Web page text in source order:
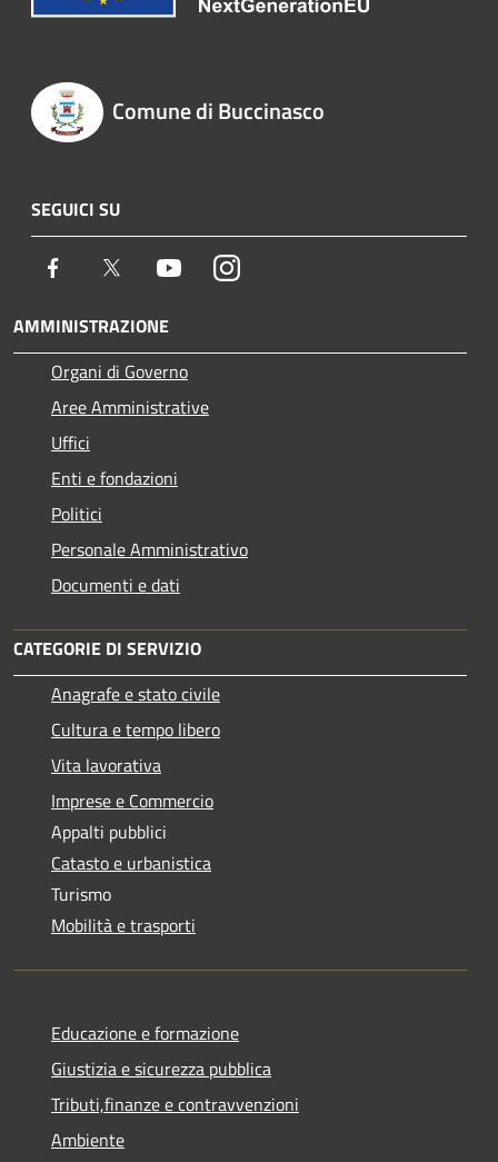
Comune di Buccinasco
SEGUICI SU
Facebook Twitter YoutubeInstagram
AMMINISTRAZIONE
Organi di Governo
Aree Amministrative
Uffici
Enti e fondazioni
Politici
Personale Amministrativo
Documenti e dati
CATEGORIE DI SERVIZIO
Anagrafe e stato civile
Cultura e tempo libero
Vita lavorativa
Imprese e Commercio
Appalti pubblici
Catasto e urbanistica
Turismo
Mobilità e trasporti
Educazione e formazione
Giustizia e sicurezza pubblica
Tributi,finanze e contravvenzioni
Ambiente